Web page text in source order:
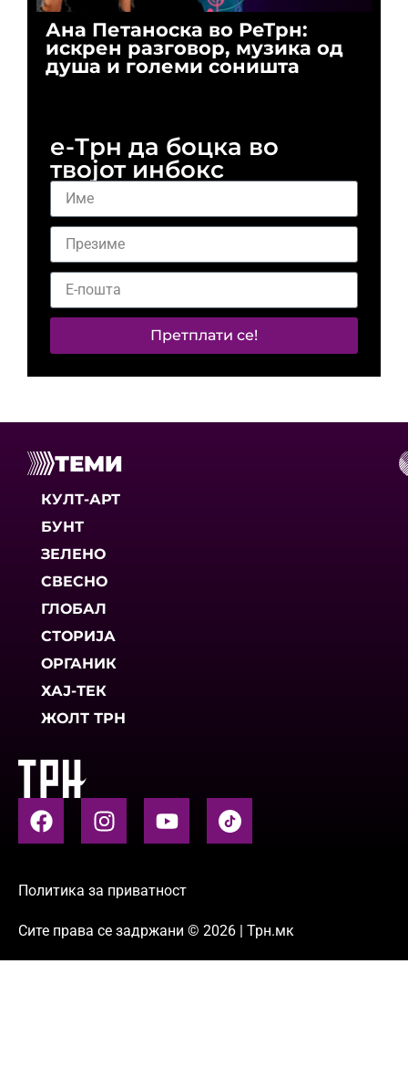
Ана Петаноска во РеТрн:
искрен разговор, музика од
душа и големи соништа
е-Трн да боцка во
твојот инбокс
Претплати се!
ТЕМИ
КУЛТ-АРТ
БУНТ
ЗЕЛЕНО
СВЕСНО
ГЛОБАЛ
СТОРИЈА
ОРГАНИК
ХАЈ-ТЕК
ЖОЛТ ТРН
Политика за приватност
Сите права се задржани © 2026 | Трн.мк